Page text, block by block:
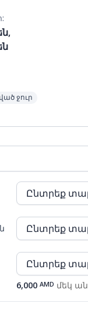
ջուր
Կրկ Երկ Երք
27 28
3 4
9 10 11
6,000 AMD մեկ